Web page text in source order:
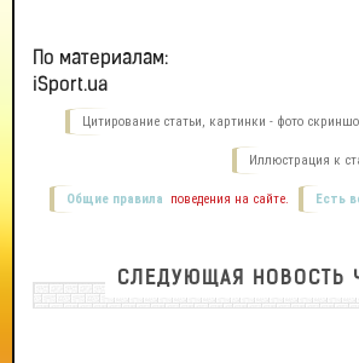
По материалам:
iSport.ua
Цитирование статьи, картинки - фото
Иллюстрация к
Есть
Общие правила поведения на сайте.
СЛЕДУЮЩАЯ НОВОСТЬ